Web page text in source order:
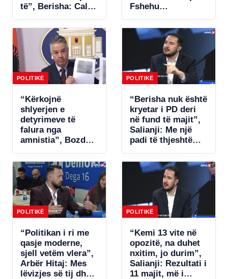
të”, Berisha: Call-
janë fenomeni më
kriminal në
Shqipëri
Fshehu
samitin në Spanjë!
POLITIKË
“Kërkojnë
shlyerjen e
detyrimeve të
falura nga
amnistia”, Bozdo
Po i bëhet presion
bizneseve.
Ministria e
Financave s’ka
miratuar aktet
nënligjore!
POLITIKË
“Berisha nuk është
kryetar i PD deri
në fund të majit”,
Salianji: Me një
padi të thjeshtë
statutin, por s’ia
jap këtë avantazh
Ramës (VIDEO)
POLITIKË
“Politikan i ri me
qasje moderne,
sjell vetëm vlera”,
Arbër Hitaj: Mes
lëvizjes së tij dhe
POLITIKË
“Kemi 13 vite në
opozitë, na duhet
nxitim, jo durim”,
Salianji: Rezultati i
11 majit, më i